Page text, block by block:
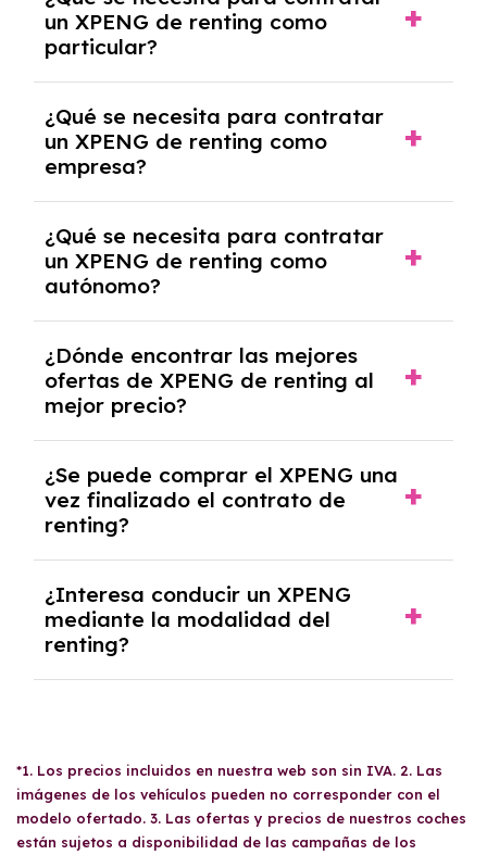
cancelación anticipada. Es importante revisar
las condiciones del contrato y hablar con un
experto que te asesore.
un XPENG de renting como
particular?
y, en algunos casos, una consulta de solvencia
crediticia y un pago inicial.
¿Qué se necesita para contratar
un XPENG de renting como
empresa?
documentación financiera y, en algunos
casos, un informe de solvencia de la empresa
y un pago inicial.
¿Qué se necesita para contratar
un XPENG de renting como
autónomo?
autónomos, justificante de ingresos y, en
algunos casos, un informe fiscal y un pago
inicial.
¿Dónde encontrar las mejores
ofertas de XPENG de renting al
mejor precio?
mejores ofertas de vehículos de renting con
todos los gastos incluidos y sin pagar
entradas.
¿Se puede comprar el XPENG una
vez finalizado el contrato de
renting?
renting se puede adquirir el coche. En este
caso tendrán que analizar los años, la
cantidad de kilómetros recorridos y el coste
del mercado actual.
¿Interesa conducir un XPENG
mediante la modalidad del
renting?
gusta cambiar de coche cada pocos años.
*1. Los precios incluidos en nuestra web son sin IVA. 2. Las
imágenes de los vehículos pueden no corresponder con el
modelo ofertado. 3. Las ofertas y precios de nuestros coches
están sujetos a disponibilidad de las campañas de los